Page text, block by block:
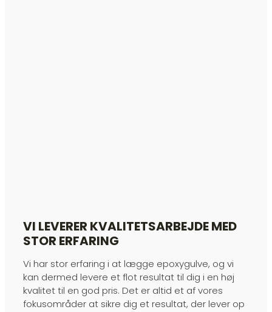
VI LEVERER KVALITETSARBEJDE MED
STOR ERFARING
Vi har stor erfaring i at lægge epoxygulve, og vi
kan dermed levere et flot resultat til dig i en høj
kvalitet til en god pris. Det er altid et af vores
fokusområder at sikre dig et resultat, der lever op